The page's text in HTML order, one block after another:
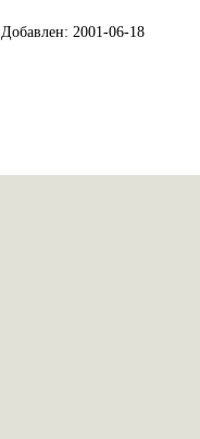
Добавлен: 2001-06-18